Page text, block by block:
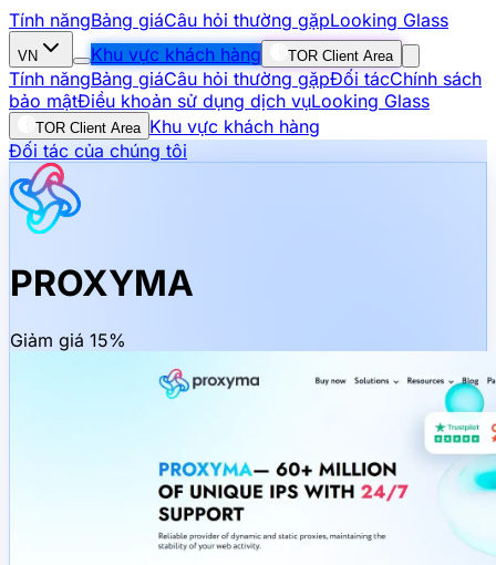
Tính năngBảng giáCâu hỏi thường gặpLooking Glass
VN Khu vực khách hàng TOR Client Area
Tính năngBảng giáCâu hỏi thường gặpĐối tácChính sách
bảo mậtĐiều khoản sử dụng dịch vụLooking Glass
TOR Client Area Khu vực khách hàng
Đối tác của chúng tôi
PROXYMA
Giảm giá 15%